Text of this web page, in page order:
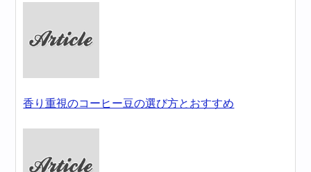
香り重視のコーヒー豆の選び方とおすすめ